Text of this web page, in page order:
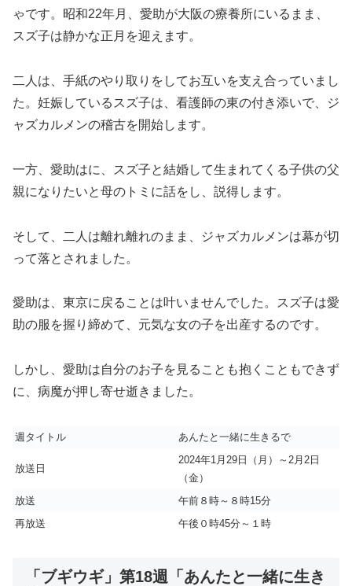
ゃです。昭和22年月、愛助が大阪の療養所にいるまま、
スズ子は静かな正月を迎えます。
二人は、手紙のやり取りをしてお互いを支え合っていまし
た。妊娠しているスズ子は、看護師の東の付き添いで、ジ
ャズカルメンの稽古を開始します。
一方、愛助はに、スズ子と結婚して生まれてくる子供の父
親になりたいと母のトミに話をし、説得します。
そして、二人は離れ離れのまま、ジャズカルメンは幕が切
って落とされました。
愛助は、東京に戻ることは叶いませんでした。スズ子は愛
助の服を握り締めて、元気な女の子を出産するのです。
しかし、愛助は自分のお子を見ることも抱くこともできず
に、病魔が押し寄せ逝きました。
週タイトル あんたと一緒に生きるで
放送日
2024年1月29日（月）～2月2日
（金）
放送
午前８時～８時15分
再放送
午後０時45分～１時
「ブギウギ」第18週「あんたと一緒に生き